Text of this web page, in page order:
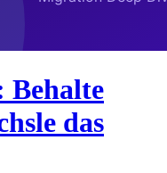
Behalte
das